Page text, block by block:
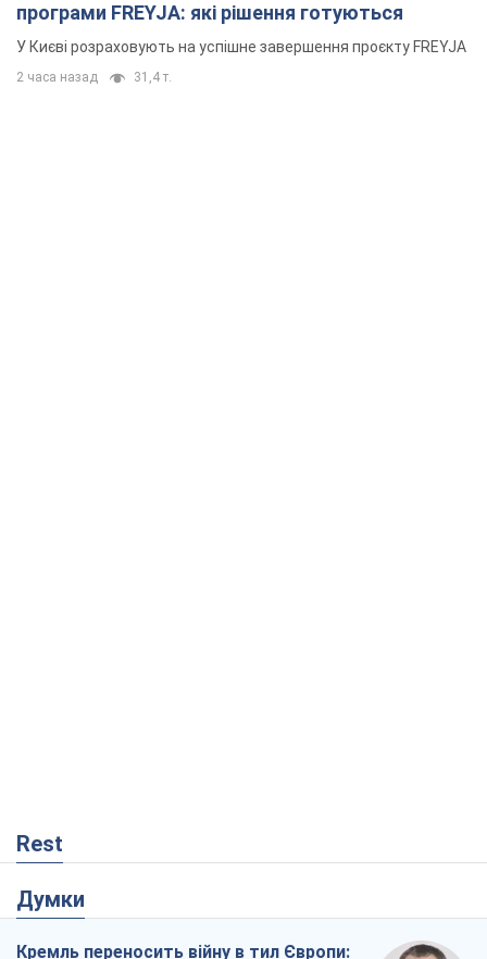
програми FREYJA: які рішення готуються
У Києві розраховують на успішне завершення проєкту FREYJA
2 часа назад 31,4 т.
Rest
Думки
Кремль переносить війну в тил Європи: